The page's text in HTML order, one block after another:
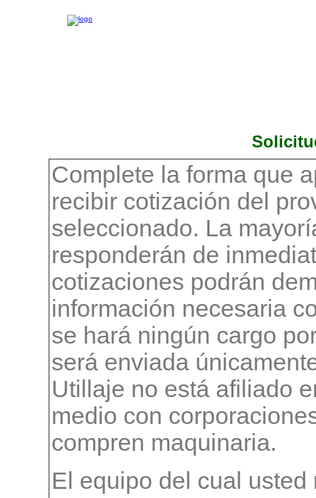
Complete la forma que
recibir cotización del
seleccionado. La
responderán de
cotizaciones podrán
información necesaria
se hará ningún cargo
será enviada
Utillaje no está afiliado
medio con
compren maquinaria.
El equipo del cual